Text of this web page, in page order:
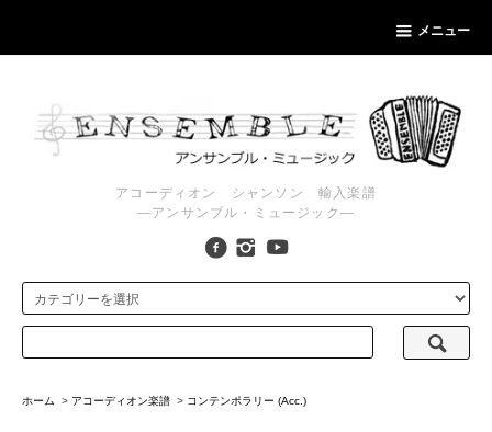
メニュー
アコーディオン シャンソン 輸入楽譜
―アンサンブル・ミュージック―
ホーム > アコーディオン楽譜 > コンテンポラリー (Acc.)